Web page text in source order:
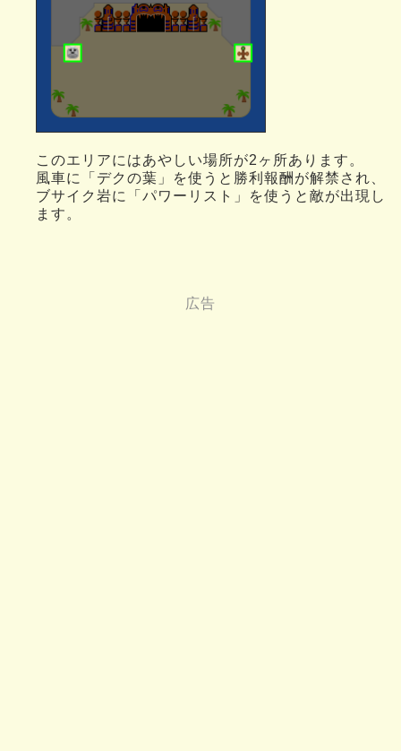
このエリアにはあやしい場所が2ヶ所あります。
風車に「デクの葉」を使うと勝利報酬が解禁され、
ブサイク岩に「パワーリスト」を使うと敵が出現し
ます。